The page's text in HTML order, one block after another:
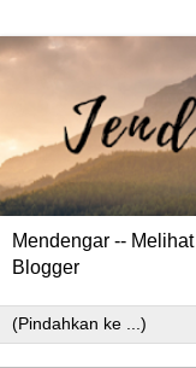
Mendengar --
Blogger